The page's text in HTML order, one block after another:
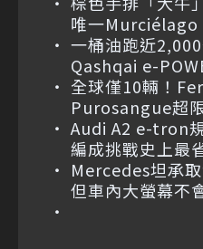
唯一Murciélago
一桶油跑近
Qashqai e-
全球僅10輛！
Purosangue超
Audi A2 e-tron
編成挑戰史上最
Mercedes坦承
但車內大螢幕不